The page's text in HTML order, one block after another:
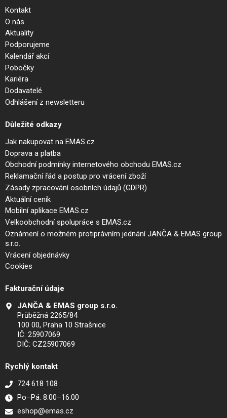
Kontakt
O nás
Aktuality
Podporujeme
Kalendář akcí
Pobočky
Kariéra
Dodavatelé
Odhlášení z newsletteru
Důležité odkazy
Jak nakupovat na EMAS.cz
Doprava a platba
Obchodní podmínky internetového obchodu EMAS.cz
Reklamační řád a postup pro vrácení zboží
Zásady zpracování osobních údajů (GDPR)
Aktuální ceník
Mobilní aplikace EMAS.cz
Velkoobchodní spolupráce s EMAS.cz
Oznámení o možném protiprávním jednání JANČA & EMAS group
s.r.o.
Vrácení objednávky
Cookies
Fakturační údaje
JANČA & EMAS group s.r.o.
Průběžná 2265/84
100 00, Praha 10 Strašnice
IČ: 25907069
DIČ: CZ25907069
Rychlý kontakt
724 618 108
Po–Pá: 8.00–16.00
eshop@emas.cz